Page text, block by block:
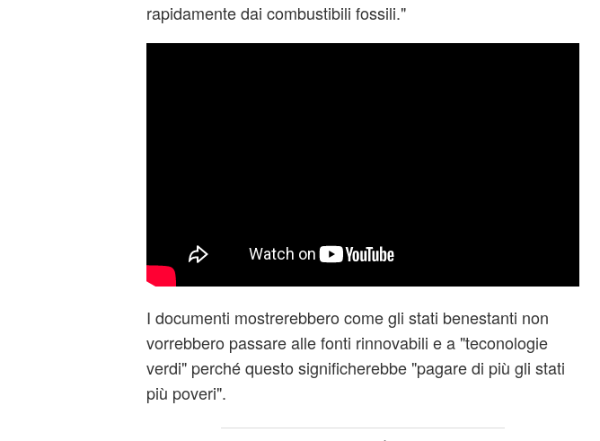
rapidamente dai combustibili fossili."
I documenti mostrerebbero come gli stati benestanti non
vorrebbero passare alle fonti rinnovabili e a "teconologie
verdi" perché questo significherebbe "pagare di più gli stati
più poveri".